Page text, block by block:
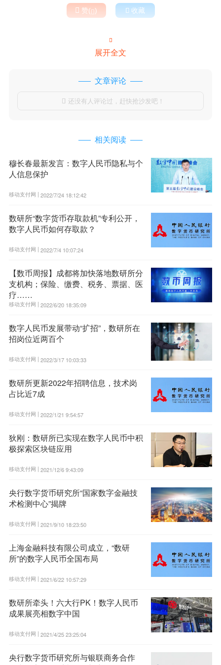
 赞()  收藏

展开全文
文章评论
 还没有人评论过，赶快抢沙发吧！
相关阅读
穆长春最新发言：数字人民币隐私与个
人信息保护
移动支付网 | 2022/7/24 18:12:42
数研所“数字货币存取款机”专利公开，
数字人民币如何存取款？
移动支付网 | 2022/7/4 10:07:24
【数币周报】成都将加快落地数研所分
支机构；保险、缴费、税务、票据、医
疗……
移动支付网 | 2022/6/20 18:35:09
数字人民币发展带动“扩招”，数研所在
招岗位近两百个
移动支付网 | 2022/3/17 10:03:33
数研所更新2022年招聘信息，技术岗
占比近7成
移动支付网 | 2022/1/21 9:54:57
狄刚：数研所已实现在数字人民币中积
极探索区块链应用
移动支付网 | 2021/12/6 9:43:09
央行数字货币研究所“国家数字金融技
术检测中心”揭牌
移动支付网 | 2021/9/10 18:23:50
上海金融科技有限公司成立，“数研
所”的数字人民币全国布局
移动支付网 | 2021/6/22 10:57:29
数研所牵头！六大行PK！数字人民币
成果展亮相数字中国
移动支付网 | 2021/4/25 23:25:04
央行数字货币研究所与银联商务合作